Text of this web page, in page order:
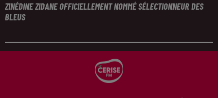
ZINÉDINE ZIDANE OFFICIELLEMENT NOMMÉ SÉLECTIONNEUR DES
BLEUS